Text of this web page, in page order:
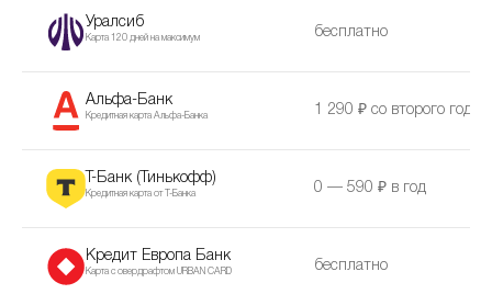
Уралсиб
Карта 120 дней на максимум бесплатно
Альфа-Банк
Кредитная карта Альфа-Банка 1 290 ₽ со второго года
Т-Банк (Тинькофф)
Кредитная карта от Т-Банка 0 — 590 ₽ в год
Кредит Европа Банк
Карта с овердрафтом URBAN CARD бесплатно